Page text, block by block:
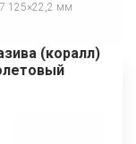
125×22,2 мм
(коралл)